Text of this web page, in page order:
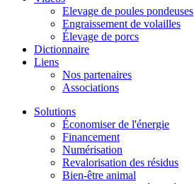
Elevage de poules pondeuses
Engraissement de volailles
Élevage de porcs
Dictionnaire
Liens
Nos partenaires
Associations
Solutions
Économiser de l'énergie
Financement
Numérisation
Revalorisation des résidus
Bien-être animal